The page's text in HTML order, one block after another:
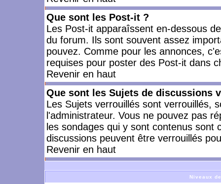
Que sont les Post-it ?
Les Post-it apparaîssent en-dessous
du forum. Ils sont souvent assez
pouvez. Comme pour les annonces,
requises pour poster des Post-it dans
Revenir en haut
Que sont les Sujets de discussions
Les Sujets verrouillés sont verrouillés,
l'administrateur. Vous ne pouvez pas
les sondages qui y sont contenus
discussions peuvent être verrouillés
Revenir en haut
Niveaux